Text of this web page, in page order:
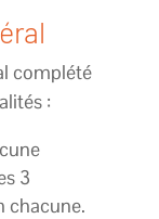
complété
:
3
chacune.